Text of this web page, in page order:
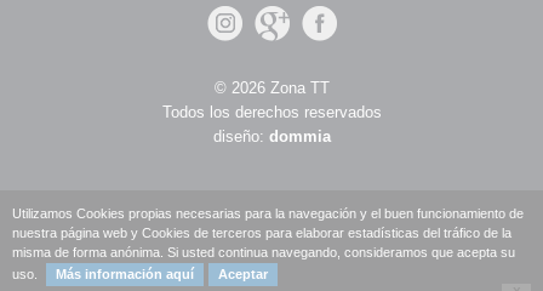
© 2026 Zona TT
Todos los derechos reservados
diseño: dommia
Utilizamos Cookies propias necesarias para la navegación y el buen funcionamiento de
nuestra página web y Cookies de terceros para elaborar estadísticas del tráfico de la
misma de forma anónima. Si usted continua navegando, consideramos que acepta su
uso.
Más información aquí Aceptar